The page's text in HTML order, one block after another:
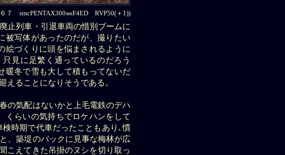
smcPENTAX300㎜F4ED RVP50(＋1))
止列車・引退車両の惜別ブームに
被写体があったのだが、撮りたい
絵づくりに頭を悩まされるように
見に足繁く通っているのだろう
暖冬で雪も大して積もってないだ
ることになりそうである。
の気配はないかと上毛電鉄のデハ
くらいの気持ちでロケハンをして
時期で代車だったこともあり､慣
、築堤のバックに見事な梅林が広
こえてきた吊掛のヌシを切り取っ